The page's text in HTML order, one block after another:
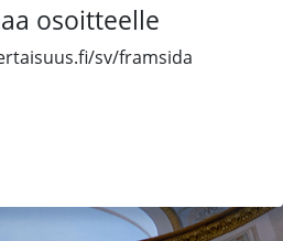
osoitteelle
sv/framsida